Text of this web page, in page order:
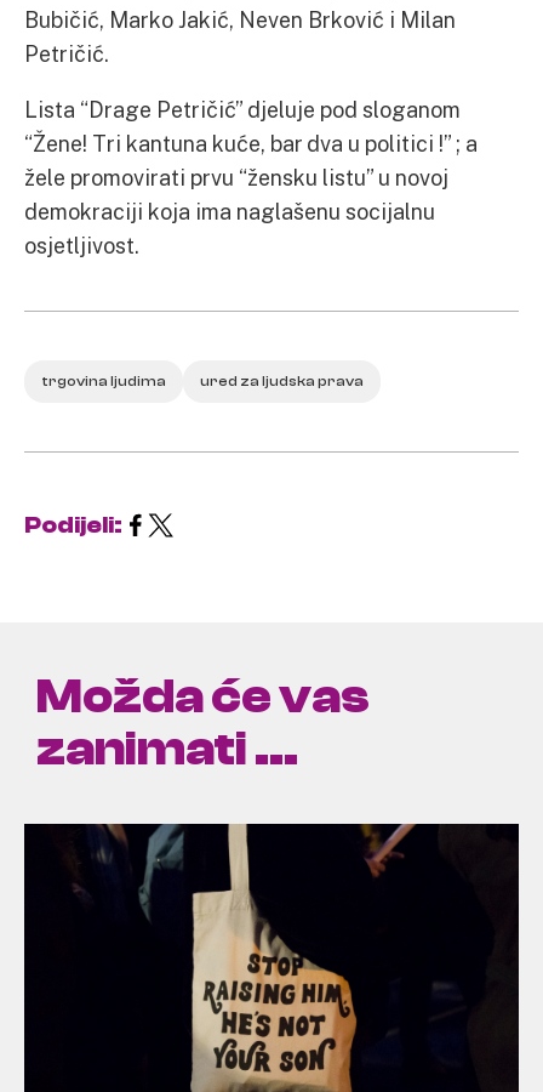
Bubičić, Marko Jakić, Neven Brković i Milan
Petričić.
Lista “Drage Petričić” djeluje pod sloganom
“Žene! Tri kantuna kuće, bar dva u politici !” ; a
žele promovirati prvu “žensku listu” u novoj
demokraciji koja ima naglašenu socijalnu
osjetljivost.
trgovina ljudima ured za ljudska prava
Podijeli:
Možda će vas
zanimati ...